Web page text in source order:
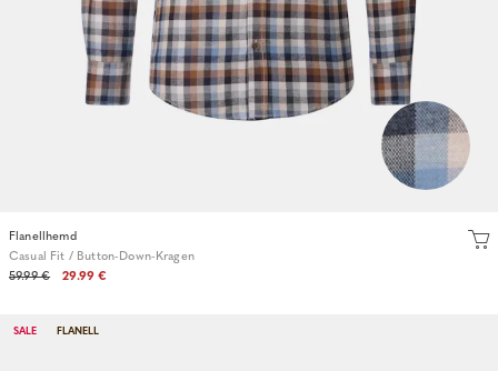
Flanellhemd
Casual Fit / Button-Down-Kragen
59.99 €
29.99 €
SALE FLANELL